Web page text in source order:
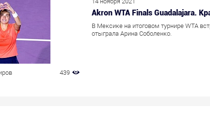
439
Akron WTA Finals Guadalajara.
В Мексике на итоговом турнире WTA
отыграла Арина Соболенко.